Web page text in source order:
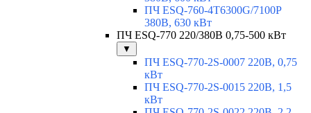
ПЧ ESQ-760-4T6300G/7100P
380В, 630 кВт
ПЧ ESQ-770 220/380В 0,75-500 кВт
▼
ПЧ ESQ-770-2S-0007 220В, 0,75
кВт
ПЧ ESQ-770-2S-0015 220В, 1,5
кВт